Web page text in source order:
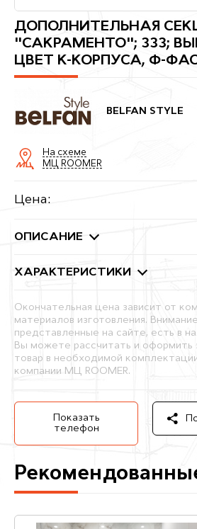
ДОПОЛНИТЕЛЬНАЯ
"САКРАМЕНТО"; 333;
ЦВЕТ К-КОРПУСА, Ф-
BELFAN STYLE
На схеме
МЦ ROOMER
Цена:
ОПИСАНИЕ
ХАРАКТЕРИСТИКИ
Окончательная цена зависит от
материалов изготовления.
представленные на сайте, есть в
Вы можете рассчитать и оформить
товар в необходимой
компании МЦ ROOMER.
Показать
телефон